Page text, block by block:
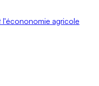
l'écononomie agricole